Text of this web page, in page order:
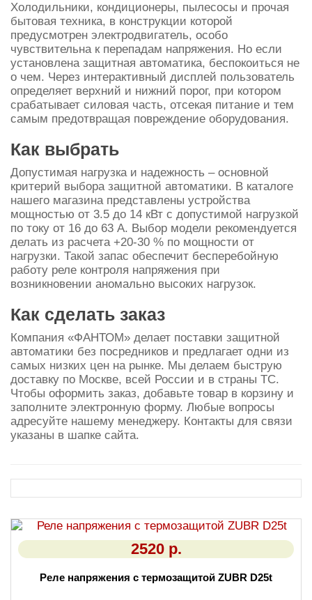
Холодильники, кондиционеры, пылесосы и прочая
бытовая техника, в конструкции которой
предусмотрен электродвигатель, особо
чувствительна к перепадам напряжения. Но если
установлена защитная автоматика, беспокоиться не
о чем. Через интерактивный дисплей пользователь
определяет верхний и нижний порог, при котором
срабатывает силовая часть, отсекая питание и тем
самым предотвращая повреждение оборудования.
Как выбрать
Допустимая нагрузка и надежность – основной
критерий выбора защитной автоматики. В каталоге
нашего магазина представлены устройства
мощностью от 3.5 до 14 кВт с допустимой нагрузкой
по току от 16 до 63 А. Выбор модели рекомендуется
делать из расчета +20-30 % по мощности от
нагрузки. Такой запас обеспечит бесперебойную
работу реле контроля напряжения при
возникновении аномально высоких нагрузок.
Как сделать заказ
Компания «ФАНТОМ» делает поставки защитной
автоматики без посредников и предлагает одни из
самых низких цен на рынке. Мы делаем быструю
доставку по Москве, всей России и в страны ТС.
Чтобы оформить заказ, добавьте товар в корзину и
заполните электронную форму. Любые вопросы
адресуйте нашему менеджеру. Контакты для связи
указаны в шапке сайта.
2520 р.
Реле напряжения с термозащитой ZUBR D25t